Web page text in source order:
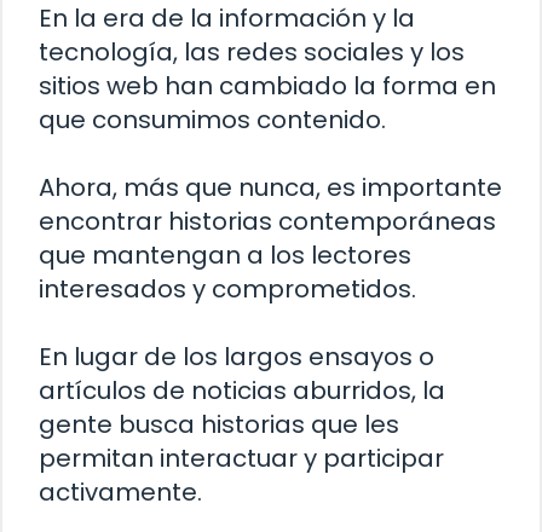
En la era de la información y la
tecnología, las redes sociales y los
sitios web han cambiado la forma en
que consumimos contenido.
Ahora, más que nunca, es importante
encontrar historias contemporáneas
que mantengan a los lectores
interesados y comprometidos.
En lugar de los largos ensayos o
artículos de noticias aburridos, la
gente busca historias que les
permitan interactuar y participar
activamente.